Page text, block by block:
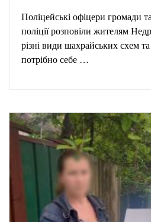
Поліцейські офіцери громади
поліції розповіли жителям
різні види шахрайських схем
потрібно себе …